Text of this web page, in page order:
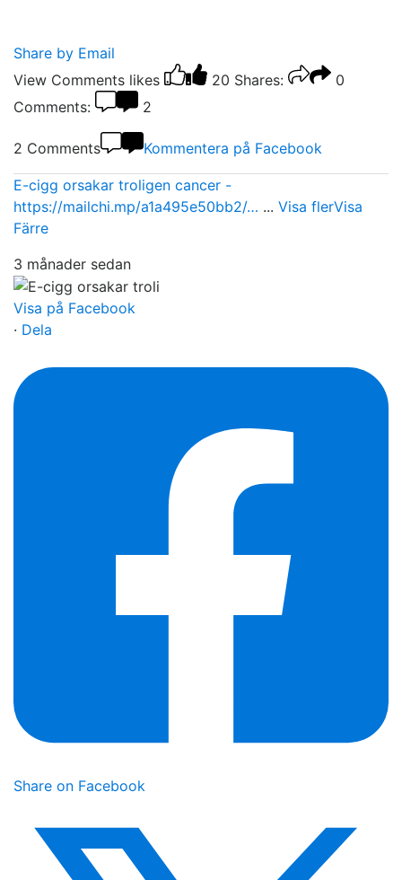
Share by Email
View Comments likes 20 Shares:
0
Comments:
2
2 Comments Kommentera på Facebook
E-cigg orsakar troligen cancer -
https://mailchi.mp/a1a495e50bb2/… ... Visa flerVisa
Färre
3 månader sedan
Visa på Facebook
· Dela
Share on Facebook